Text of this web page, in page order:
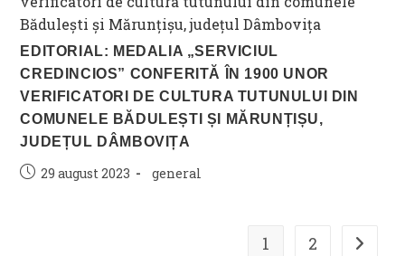
EDITORIAL: MEDALIA „SERVICIUL
CREDINCIOS” CONFERITĂ ÎN 1900 UNOR
VERIFICATORI DE CULTURA TUTUNULUI DIN
COMUNELE BĂDULEȘTI ȘI MĂRUNȚIȘU,
JUDEȚUL DÂMBOVIȚA
Post29 august 2023
Post
general
1 2 Go to